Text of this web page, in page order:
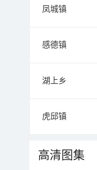
凤城镇
感德镇
湖上乡
虎邱镇
高清图集